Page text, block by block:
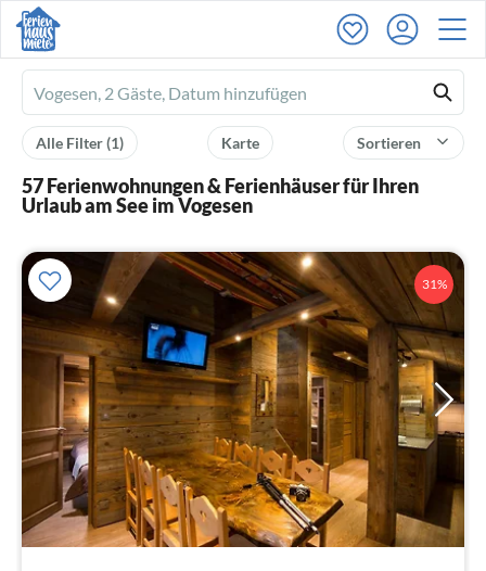
Ferienhausmiete
logo
Sortieren
Karte
Alle Filter(1)
57 Ferienwohnungen & Ferienhäuser für Ihren
Urlaub am See im Vogesen
31%